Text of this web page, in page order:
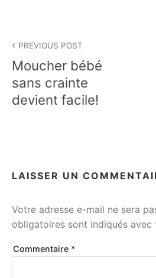
de
l’article
PREVIOUS POST
Moucher bébé
sans crainte
devient facile!
LAISSER UN
Votre adresse e-mail ne sera
obligatoires sont indiqués avec
Commentaire *